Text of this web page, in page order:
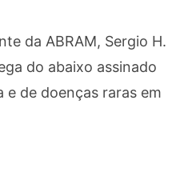
da ABRAM, Sergio H.
do abaixo assinado
e de doenças raras em